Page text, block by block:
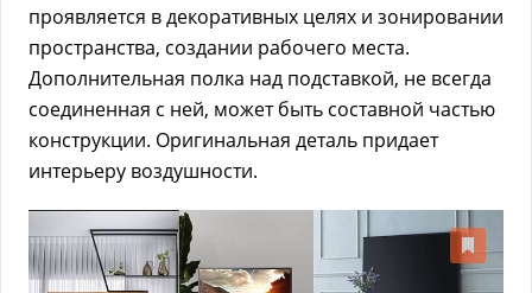
проявляется в декоративных целях и зонировании
пространства, создании рабочего места.
Дополнительная полка над подставкой, не всегда
соединенная с ней, может быть составной частью
конструкции. Оригинальная деталь придает
интерьеру воздушности.